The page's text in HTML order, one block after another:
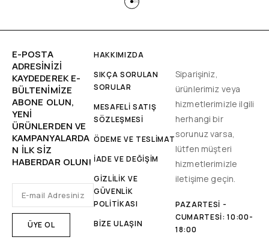
E-POSTA
ADRESINIZI
KAYDEDEREK E-
BÜLTENIMIZE
ABONE OLUN,
YENİ
ÜRÜNLERDEN VE
KAMPANYALARDA
N ILK SIZ
HABERDAR OLUN!
HAKKIMIZDA
SIKÇA SORULAN
SORULAR
MESAFELİ SATIŞ
SÖZLEŞMESİ
ÖDEME VE TESLİMAT
İADE VE DEĞİŞİM
GİZLİLİK VE
GÜVENLİK
POLİTİKASI
BİZE ULAŞIN
Siparişiniz,
ürünlerimiz veya
hizmetlerimizle ilgili
herhangi bir
sorunuz varsa,
lütfen müşteri
hizmetlerimizle
iletişime geçin.
PAZARTESI -
CUMARTESI: 10:00-
18:00